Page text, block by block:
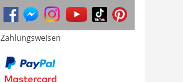
Zahlungsweisen